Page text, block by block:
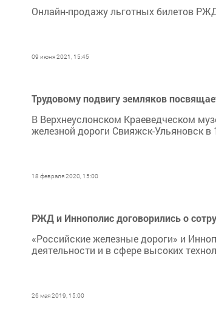
Онлайн-продажу льготных билетов
09 июня 2021, 15:45
Трудовому подвигу земляков
В Верхнеуслонском Краеведческом
железной дороги Свияжск-Ульяновск в
18 февраля 2020, 15:00
РЖД и Иннополис договорились о
«Российские железные дороги» и
деятельности и в сфере высоких
26 мая 2019, 15:00